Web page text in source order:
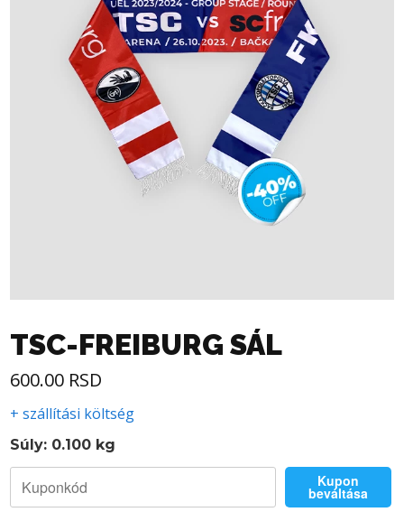
TSC-FREIBURG SÁL
600.00 RSD
+ szállítási költség
Súly: 0.100 kg
Kupon
beváltása